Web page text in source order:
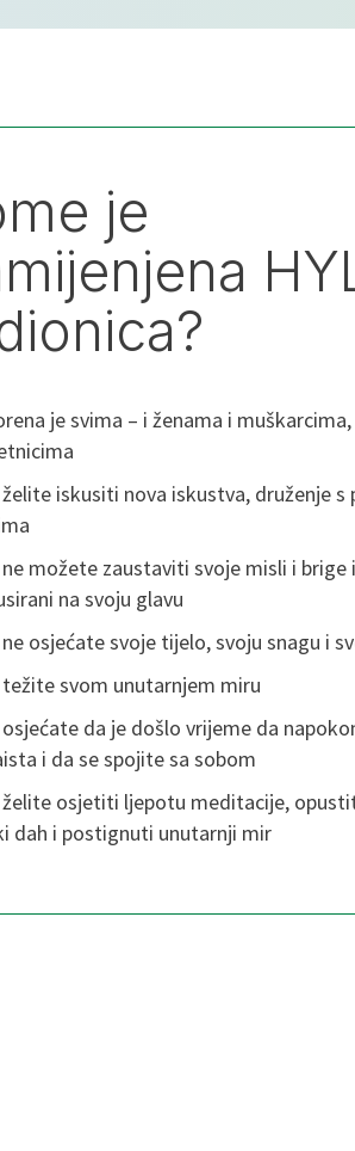
je
je svima – i ženama i
iskusiti nova iskustva, druženje s
možete zaustaviti svoje misli i brige
na svoju glavu
osjećate svoje tijelo, svoju snagu i
svom unutarnjem miru
da je došlo vrijeme da
i da se spojite sa sobom
osjetiti ljepotu meditacije,
dah i postignuti unutarnji mir